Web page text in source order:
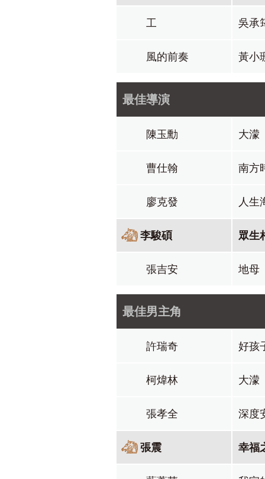
工 吳承
風的前奏 黃小
最佳導演
陳玉勳 大濛
曹仕翰 南方
廖克發 人生
李駿碩 眾生
張吉安 地母
最佳男主角
許瑞奇 好孩
柯煒林 大濛
張孝全 深度
張震 幸福